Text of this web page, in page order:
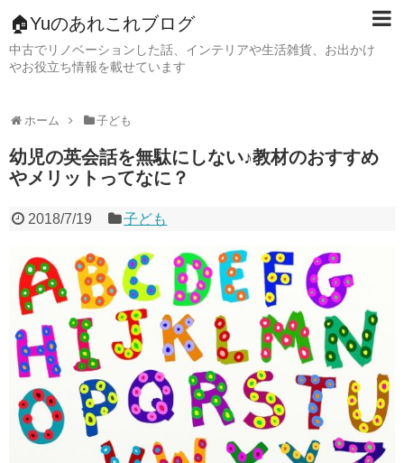
🏠Yuのあれこれブログ
中古でリノベーションした話、インテリアや生活雑貨、お出かけ
やお役立ち情報を載せています
ホーム 子ども
幼児の英会話を無駄にしない♪教材のおすすめ
やメリットってなに？
2018/7/19 子ども